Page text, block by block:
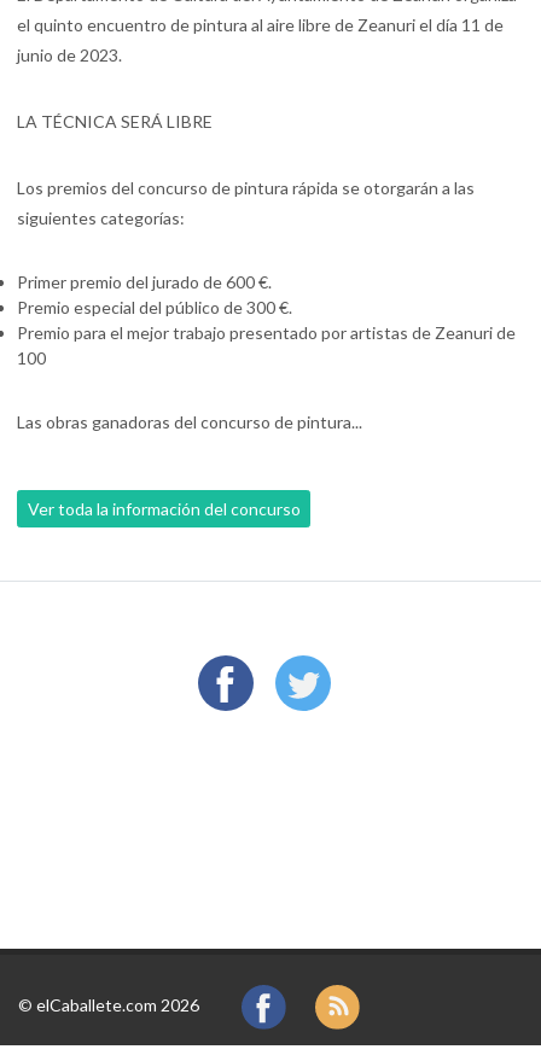
el quinto encuentro de pintura al aire libre de Zeanuri el día 11 de
junio de 2023.
LA TÉCNICA SERÁ LIBRE
Los premios del concurso de pintura rápida se otorgarán a las
siguientes categorías:
Primer premio del jurado de 600 €.
Premio especial del público de 300 €.
Premio para el mejor trabajo presentado por artistas de Zeanuri de
100
Las obras ganadoras del concurso de pintura...
Ver toda la información del concurso
© elCaballete.com 2026